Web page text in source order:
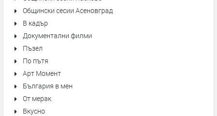
Общински сесии Асеновград
В кадър
Документални филми
Пъзел
По пътя
Арт Момент
България в мен
От мерак
Вкусно